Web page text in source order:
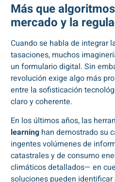
Más que
mercado y la
Cuando se habla de integrar
tasaciones, muchos
un formulario digital. Sin
revolución exige algo más
entre la sofisticación
claro y coherente.
En los últimos años, las
learning han demostrado su
ingentes volúmenes de
catastrales y de consumo
climáticos detallados— en
soluciones pueden